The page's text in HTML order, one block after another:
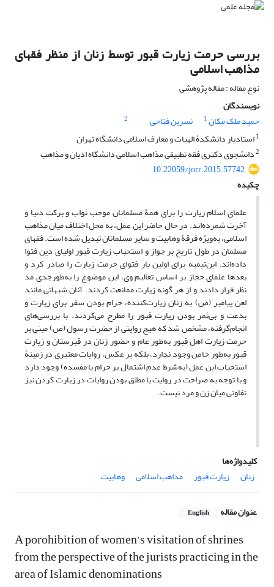
بررسی حرمت زیارت قبور توسط زنان از منظر فقهای
مذاهب اسلامی
نوع مقاله : مقاله پژوهشی
نویسندگان
حمید ملک مکان1 نسرین فتاحی
2
1استادیار دانشکدۀ الهیات و معارف اسلامی دانشگاه تهران
2دانشجوی دکتری فقه تطبیقی مذاهب اسلامی دانشگاه ادیان و مذاهب
10.22059/jorr.2015.57742
چکیده
علمای اسلام زیارت را برای همۀ مسلمانان موجب ثواب و برکت دنیا و
آخرت شمرده‌اند. در حال حاضر این عمل، به محل اختلاف میان مذاهب
اسلامی، به‌ویژه فرقۀ وهابیت و سایر مسلمانان تبدیل شده است. فقهای
مسلمان در طول تاریخ بر جواز و استحباب زیارت قبور اولیای دین فتوا
داده‌اند. ابن‌تیمیه برای اولین بار فتوای حرمت زیارت را صادر کرد و
بعدها علمای حجاز بر اساس تعالیم وی، این موضوع را به‌طورجدی مد
نظر قرار دادند و از هر گونه زیارت ممانعت کردند. آنان شبهاتی مانند
لعن پیامبر (ص) به زنان زیارت‌کننده، حرام بودن سفر برای زیارت و
بدعت و بی‌ثمر بودن زیارت قبور را مطرح می‌کردند. با بررسی‌های
انجام‌گرفته، مشخص شد که هیچ روایتی از حضرت رسول (ص) مبنی بر
حرمت زیارت اهل قبور به‌طور عام و حضور زنان در قبرستان و زیارت
قبور به‌طور خاص وجود ندارد، بلکه بر عکس، روایات معتبری در زمینۀ
استحباب این عمل (به‌شرط عدم اشتمال بر حرام یا مفسده) وجود دارد
و با توجه به صراحت در روایت یا مطلق بودن روایات در زیارت کردن نیز
تفاوتی میان زن و مرد نیست.
کلیدواژه‌ها
زنان
زیارت قبور مذاهب اسلامی وهابیت
عنوان مقاله English
A porohibition of women’s visitation of shrines
from the perspective of the jurists practicing in the
area of Islamic denominations